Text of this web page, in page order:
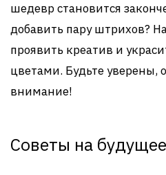
шедевр становится
добавить пару штрихов?
проявить креатив и
цветами. Будьте уверены,
внимание!
Советы на будущее